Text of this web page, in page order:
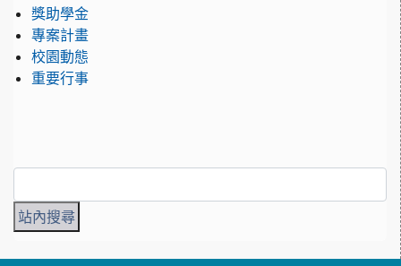
獎助學金
專案計畫
校園動態
重要行事